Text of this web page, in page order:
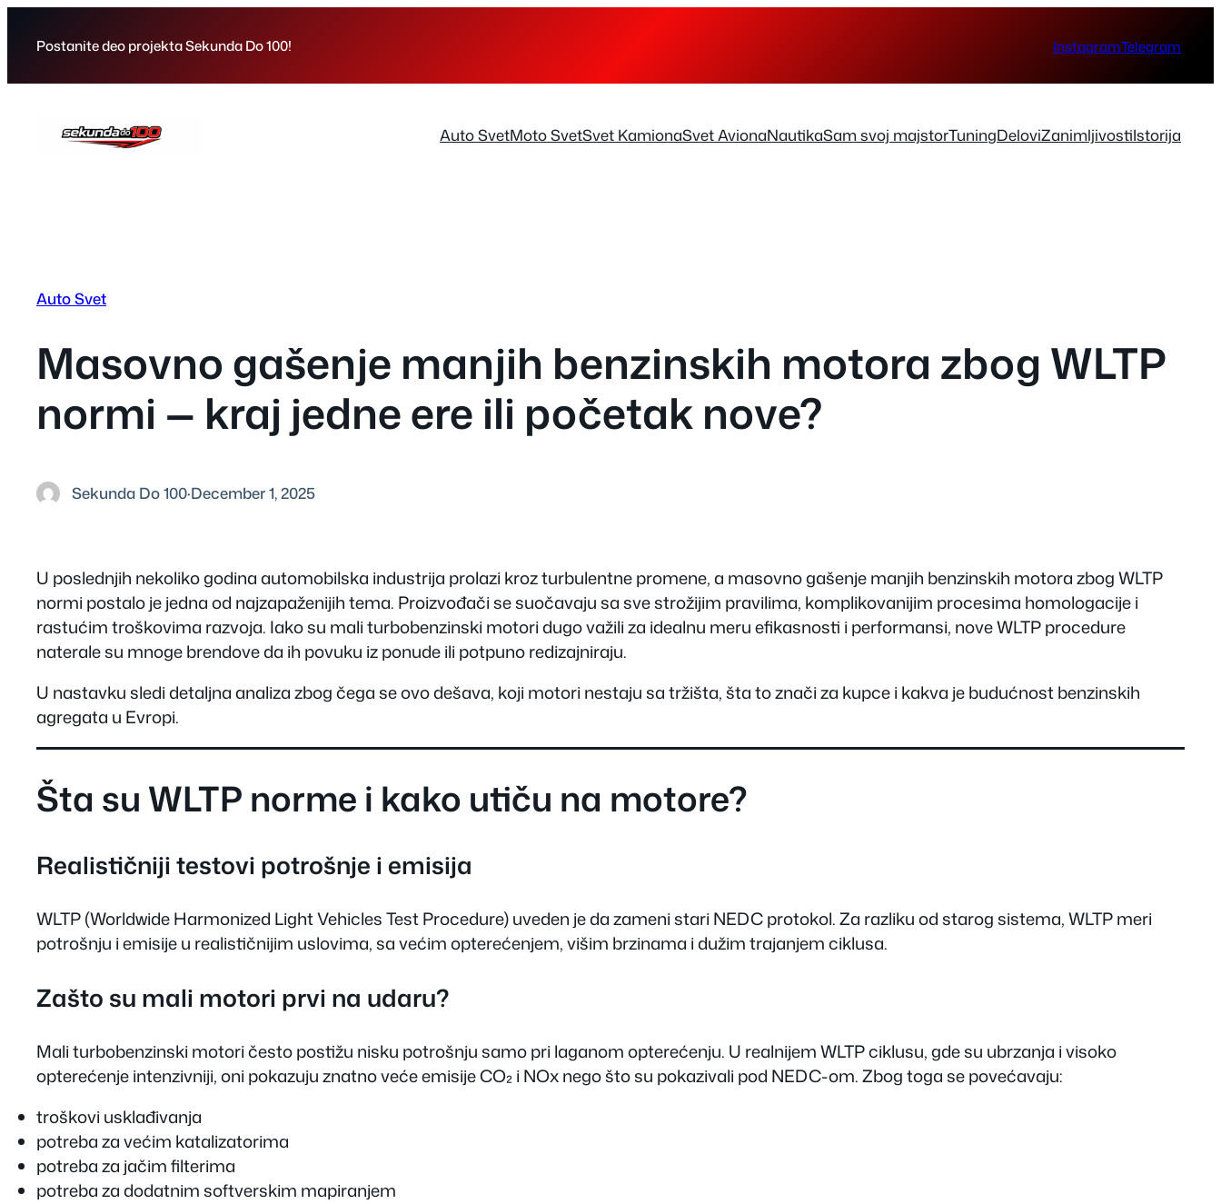
Postanite deo projekta Sekunda Do 100! InstagramTelegram
Auto SvetMoto SvetSvet KamionaSvet AvionaNautikaSam svoj majstorTuningDeloviZanimljivostiIstorija
Auto Svet
Masovno gašenje manjih benzinskih motora zbog WLTP
normi — kraj jedne ere ili početak nove?
Sekunda Do 100·December 1, 2025
U poslednjih nekoliko godina automobilska industrija prolazi kroz turbulentne promene, a masovno gašenje manjih benzinskih motora zbog WLTP
normi postalo je jedna od najzapaženijih tema. Proizvođači se suočavaju sa sve strožijim pravilima, komplikovanijim procesima homologacije i
rastućim troškovima razvoja. Iako su mali turbobenzinski motori dugo važili za idealnu meru efikasnosti i performansi, nove WLTP procedure
naterale su mnoge brendove da ih povuku iz ponude ili potpuno redizajniraju.
U nastavku sledi detaljna analiza zbog čega se ovo dešava, koji motori nestaju sa tržišta, šta to znači za kupce i kakva je budućnost benzinskih
agregata u Evropi.
Šta su WLTP norme i kako utiču na motore?
Realističniji testovi potrošnje i emisija
WLTP (Worldwide Harmonized Light Vehicles Test Procedure) uveden je da zameni stari NEDC protokol. Za razliku od starog sistema, WLTP meri
potrošnju i emisije u realističnijim uslovima, sa većim opterećenjem, višim brzinama i dužim trajanjem ciklusa.
Zašto su mali motori prvi na udaru?
Mali turbobenzinski motori često postižu nisku potrošnju samo pri laganom opterećenju. U realnijem WLTP ciklusu, gde su ubrzanja i visoko
opterećenje intenzivniji, oni pokazuju znatno veće emisije CO₂ i NOx nego što su pokazivali pod NEDC-om. Zbog toga se povećavaju:
troškovi usklađivanja
potreba za većim katalizatorima
potreba za jačim filterima
potreba za dodatnim softverskim mapiranjem